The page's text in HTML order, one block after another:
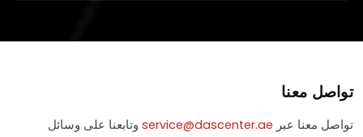
تواصل معنا
تواصل معنا عبر service@dascenter.ae وتابعنا على وسائل